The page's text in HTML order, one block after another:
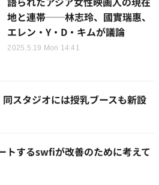
地と連帯──林志玲、國實瑞惠、
エレン・Y・D・キムが議論
2025.5.19 Mon 14:41
スタジオには授乳ブースも新設
トするswfiが改善のために考えて